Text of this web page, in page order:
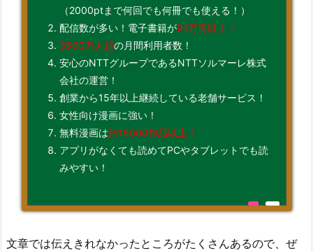
（2000ptまで何回でも何冊でも使える！）
配信数が多い！電子書籍が91万冊以上！
3500万人超の月間利用者数！
安心のNTTグループであるNTTソルマーレ株式
会社の運営！
創業から15年以上継続している老舗サービス！
女性向け漫画に強い！
無料漫画は約15000作品以上！
アプリがなくても読めてPCやタブレットでも読
みやすい！
文章では伝えきれなかったところがたくさんあるので、ぜ